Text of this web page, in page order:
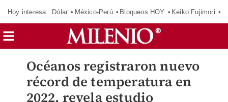
Hoy interesa: Dólar México-Perú Bloqueos HOY Keiko Fujimori
Océanos registraron nuevo
récord de temperatura en
2022, revela estudio